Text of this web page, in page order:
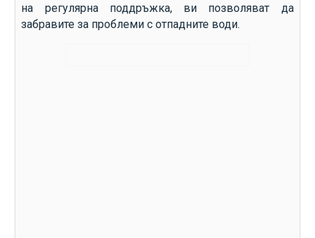
на регулярна поддръжка, ви позволяват да
забравите за проблеми с отпадните води.